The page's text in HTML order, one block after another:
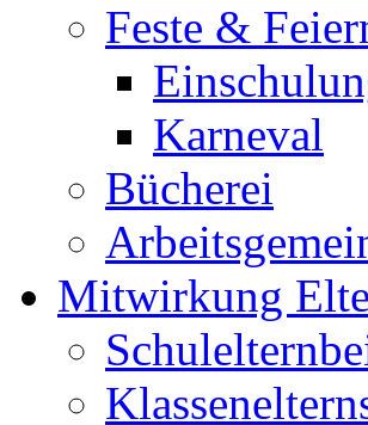
Feste &
Karneval
Bücherei
Mitwirkung